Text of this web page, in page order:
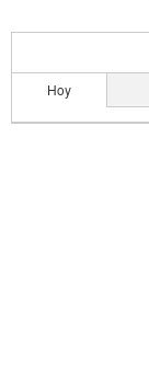
Hoy